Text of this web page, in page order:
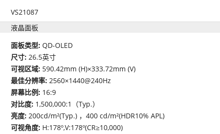
VS21087
液晶面板
面板类型:QD-OLED
尺寸:26.5英寸
可视区域: 590.42mm (H)×333.72mm (V)
最佳分辨率:2560×1440@240Hz
屏幕比例: 16:9
对比度: 1,500,000:1（Typ.）
亮度:200cd/m²(Typ.) ，400 cd/m²(HDR10% APL)
可视角度: H:178º,V:178º(CR≥10,000)